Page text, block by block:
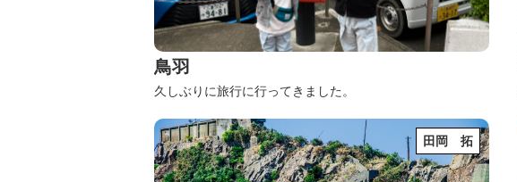
鳥羽
久しぶりに旅行に行ってきました。
田岡 拓